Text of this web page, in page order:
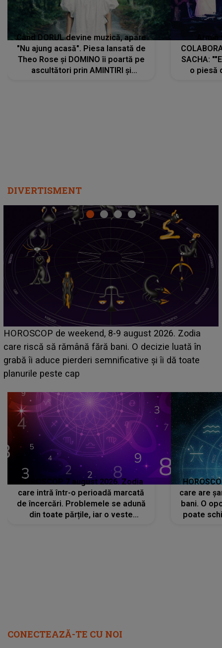
Când DORUL devine muzică, apare
"Nu ajung acasă". Piesa lansată de
Theo Rose și DOMINO îi poartă pe
ascultători prin AMINTIRI și
SACHA:
o piesă
DIVERTISMENT
Emanuel a ținut ACEST DETALIU ASCUNS până
acum! În fața Alexandrei, concurentul din Casa Iubirii
face o MĂRTURISIRE NEAȘTEPTATĂ despre mama
sa: "I-am spus și ei în față, eu nu te iubesc pentru
HOROSCOP 7 august 2026. Zodia
care intră într-o perioadă marcată
de încercări. Problemele se adună
din toate părțile, iar o veste
care are
bani. O
poate
CONECTEAZĂ-TE CU NOI